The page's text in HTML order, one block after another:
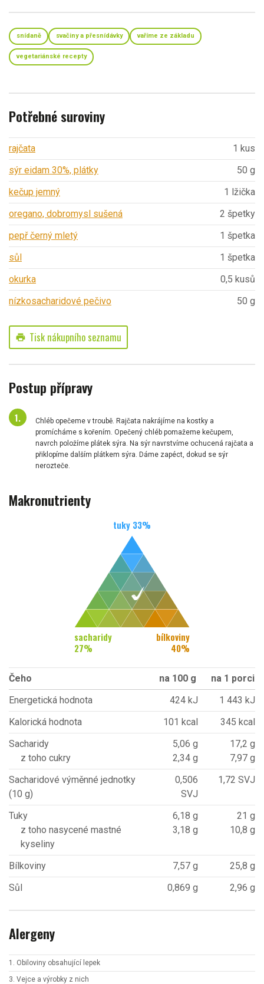
snídaně svačiny a přesnídávky vaříme ze základu
vegetariánské recepty
Potřebné suroviny
rajčata
1 kus
sýr eidam 30%, plátky
50 g
kečup jemný
1 lžička
oregano, dobromysl sušená
2 špetky
pepř černý mletý
1 špetka
sůl
1 špetka
okurka
0,5 kusů
nízkosacharidové pečivo
50 g
print Tisk nákupního seznamu
Postup přípravy
Chléb opečeme v troubě. Rajčata nakrájíme na kostky a
promícháme s kořením. Opečený chléb pomažeme kečupem,
navrch položíme plátek sýra. Na sýr navrstvíme ochucená rajčata a
přiklopíme dalším plátkem sýra. Dáme zapéct, dokud se sýr
nerozteče.
Makronutrienty
tuky 33%
sacharidy
27%
bílkoviny
40%
Čeho na 100 g
na 1 porci
Energetická hodnota
424 kJ
1 443 kJ
Kalorická hodnota
101 kcal
345 kcal
Sacharidy
z toho cukry
5,06 g
2,34 g
17,2 g
7,97 g
Sacharidové výměnné jednotky
(10 g)
0,506
SVJ
1,72 SVJ
Tuky
z toho nasycené mastné
kyseliny
6,18 g
3,18 g
21 g
10,8 g
Bílkoviny 7,57 g
25,8 g
Sůl
0,869 g 2,96 g
Alergeny
1. Obiloviny obsahující lepek
3. Vejce a výrobky z nich